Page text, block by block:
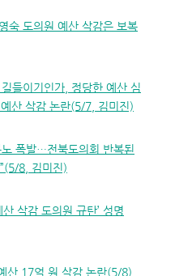
숙 도의원 예산 삭감은 보복
들이기인가, 정당한 예산 심
산 삭감 논란(5/7, 김미진)
폭발…전북도의회 반복된
8, 김미진)
삭감 도의원 규탄’ 성명
산 17억 원 삭감 논란(5/8)